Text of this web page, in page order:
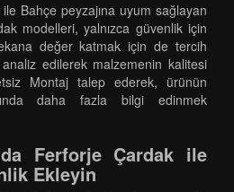
Bahçe peyzajına uyum sağlayan
modelleri, yalnızca güvenlik için
değer katmak için de tercih
edilerek malzemenin kalitesi
Montaj talep ederek, ürünün
daha fazla bilgi edinmek
Ferforje Çardak ile
Ekleyin